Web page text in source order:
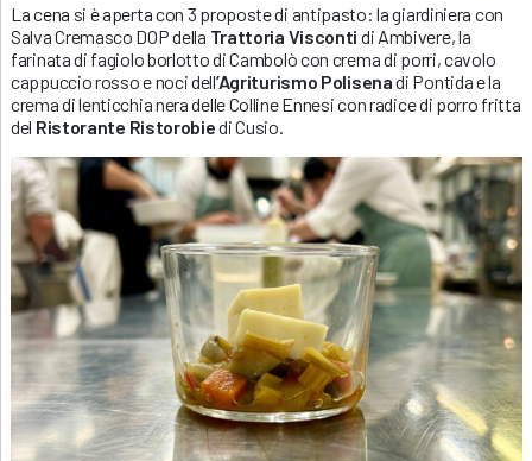
La cena si è aperta con 3 proposte di antipasto: la giardiniera con
Salva Cremasco DOP della Trattoria Visconti di Ambivere, la
farinata di fagiolo borlotto di Cambolò con crema di porri, cavolo
cappuccio rosso e noci dell’Agriturismo Polisenadi Pontida e la
crema di lenticchia nera delle Colline Ennesi con radice di porro fritta
del Ristorante Ristorobiedi Cusio.